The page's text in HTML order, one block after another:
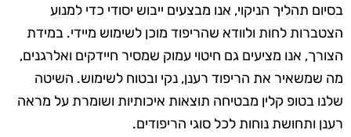
בסיום תהליך הניקוי, אנו מבצעים ייבוש יסודי כדי למנוע
הצטברות לחות ולוודא שהריפוד מוכן לשימוש מיידי. במידת
הצורך, אנו מציעים גם חיטוי עמוק שמסיר חיידקים ואלרגנים,
מה שמשאיר את הריפוד רענן, נקי ובטוח לשימוש. השיטה
שלנו בטופ קלין מבטיחה תוצאות איכותיות ושומרת על מראה
רענן ותחושת נוחות לכל סוגי הריפודים.